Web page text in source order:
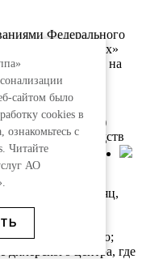
сайтом было
сookies в
ознакомьтесь с
Читайте
АО
Федерального
данных»
в своем интересе на
хранение,
и уничтожение)
средств
следующих
Год, месяц,
Контактный
о
приобретенного;
центра, где